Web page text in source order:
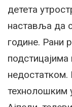
детета
наставља да
године. Рани
технолошким